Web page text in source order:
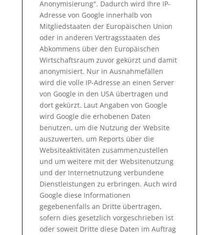
Anonymisierung". Dadurch wird Ihre IP-
Adresse von Google innerhalb von
Mitgliedstaaten der Europäischen Union
oder in anderen Vertragsstaaten des
Abkommens über den Europäischen
Wirtschaftsraum zuvor gekürzt und damit
anonymisiert. Nur in Ausnahmefällen
wird die volle IP-Adresse an einen Server
von Google in den USA übertragen und
dort gekürzt. Laut Angaben von Google
wird Google die erhobenen Daten
benutzen, um die Nutzung der Website
auszuwerten, um Reports über die
Websiteaktivitäten zusammenzustellen
und um weitere mit der Websitenutzung
und der Internetnutzung verbundene
Dienstleistungen zu erbringen. Auch wird
Google diese Informationen
gegebenenfalls an Dritte übertragen,
sofern dies gesetzlich vorgeschrieben ist
oder soweit Dritte diese Daten im Auftrag